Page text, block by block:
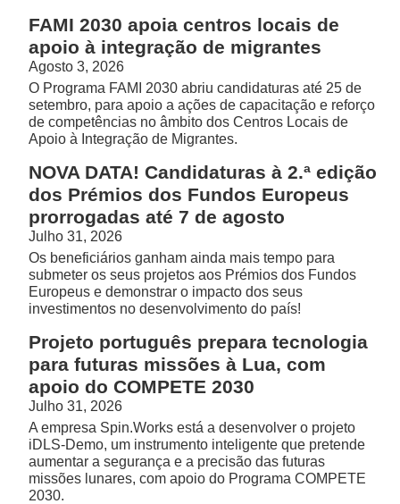
FAMI 2030 apoia centros locais de
apoio à integração de migrantes
Agosto 3, 2026
O Programa FAMI 2030 abriu candidaturas até 25 de
setembro, para apoio a ações de capacitação e reforço
de competências no âmbito dos Centros Locais de
Apoio à Integração de Migrantes.
NOVA DATA! Candidaturas à 2.ª edição
dos Prémios dos Fundos Europeus
prorrogadas até 7 de agosto
Julho 31, 2026
Os beneficiários ganham ainda mais tempo para
submeter os seus projetos aos Prémios dos Fundos
Europeus e demonstrar o impacto dos seus
investimentos no desenvolvimento do país!
Projeto português prepara tecnologia
para futuras missões à Lua, com
apoio do COMPETE 2030
Julho 31, 2026
A empresa Spin.Works está a desenvolver o projeto
iDLS-Demo, um instrumento inteligente que pretende
aumentar a segurança e a precisão das futuras
missões lunares, com apoio do Programa COMPETE
2030.